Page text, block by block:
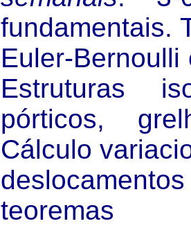
fundamentais.
Euler-Bernoulli
Estruturas
pórticos,
Cálculo